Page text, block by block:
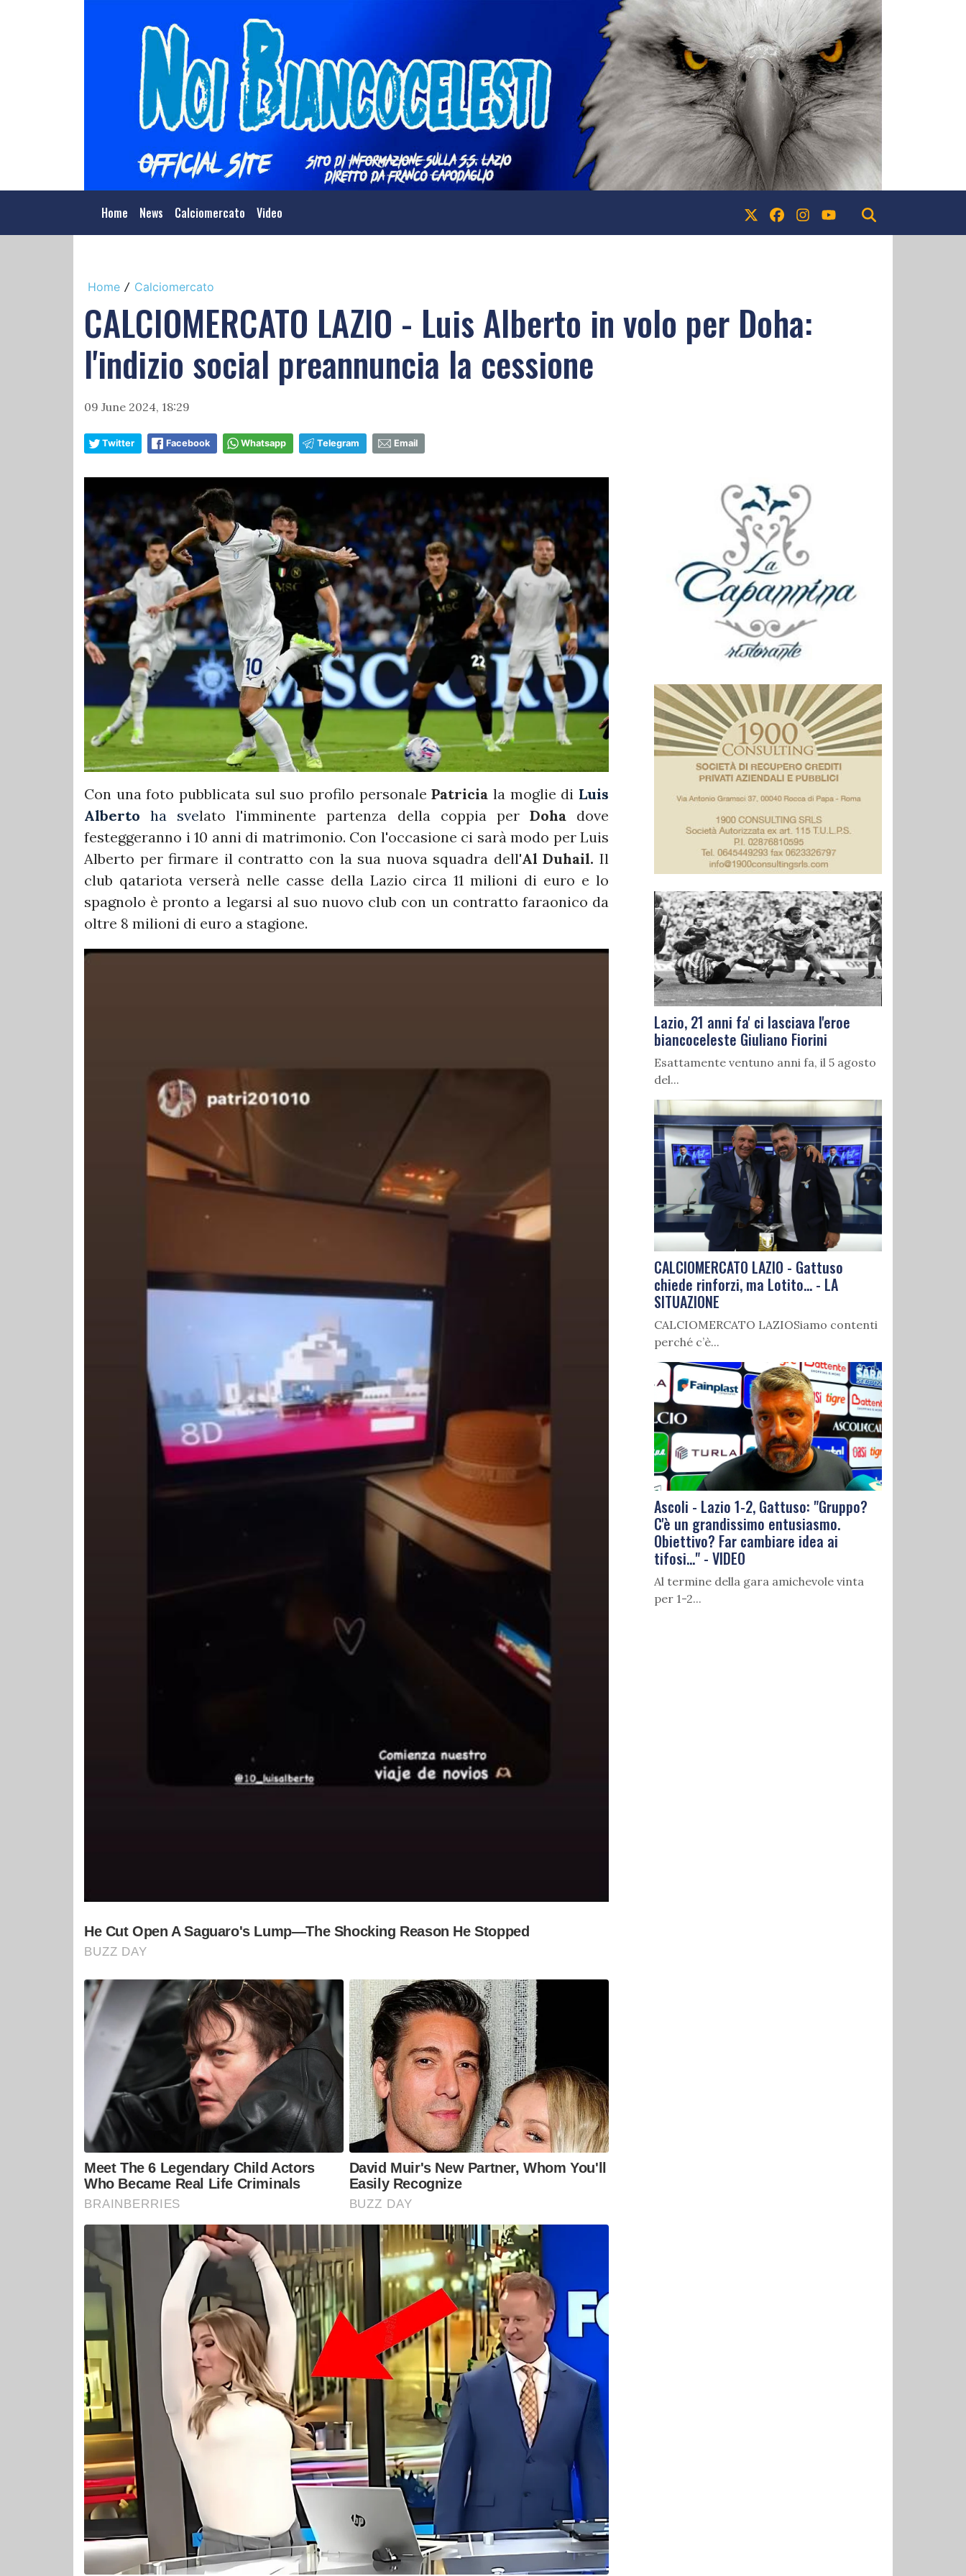
Home News Calciomercato Video
Home / Calciomercato
CALCIOMERCATO LAZIO - Luis Alberto in volo per Doha:
l'indizio social preannuncia la cessione
09 June 2024, 18:29
Twitter Facebook Whatsapp Telegram Email
Con una foto pubblicata sul suo profilo personale Patricia la moglie di Luis
Albertoha svelato l'imminente partenza della coppia per Dohadove
festeggeranno i 10 anni di matrimonio. Con l'occasione ci sarà modo per Luis
Alberto per firmare il contratto con la sua nuova squadra dell'Al Duhail.Il
club qatariota verserà nelle casse della Lazio circa 11 milioni di euro e lo
spagnolo è pronto a legarsi al suo nuovo club con un contratto faraonico da
oltre 8 milioni di euro a stagione.
Lazio, 21 anni fa' ci lasciava l'eroe
biancoceleste Giuliano Fiorini
Esattamente ventuno anni fa, il 5 agosto
del...
CALCIOMERCATO LAZIO - Gattuso
chiede rinforzi, ma Lotito... - LA
SITUAZIONE
CALCIOMERCATO LAZIOSiamo contenti
perché c’è...
Ascoli - Lazio 1-2, Gattuso: "Gruppo?
C'è un grandissimo entusiasmo.
Obiettivo? Far cambiare idea ai
tifosi..." - VIDEO
Al termine della gara amichevole vinta
per 1-2...